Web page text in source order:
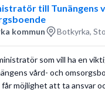
till Tunängens
kommun Botkyrka,
som vill ha en
vård- och
får möjlighet att ta ansvar